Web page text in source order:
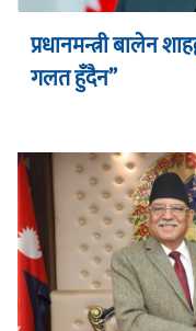
प्रधानमन्त्री बालेन
गलत हुँदैन”